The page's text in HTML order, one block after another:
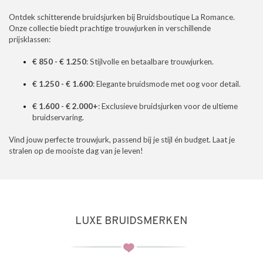
Ontdek schitterende bruidsjurken bij Bruidsboutique La Romance.
Onze collectie biedt prachtige trouwjurken in verschillende
prijsklassen:
€ 850 - € 1.250: Stijlvolle en betaalbare trouwjurken.
€ 1.250 - € 1.600: Elegante bruidsmode met oog voor detail.
€ 1.600 - € 2.000+: Exclusieve bruidsjurken voor de ultieme
bruidservaring.
Vind jouw perfecte trouwjurk, passend bij je stijl én budget. Laat je
stralen op de mooiste dag van je leven!
LUXE BRUIDSMERKEN